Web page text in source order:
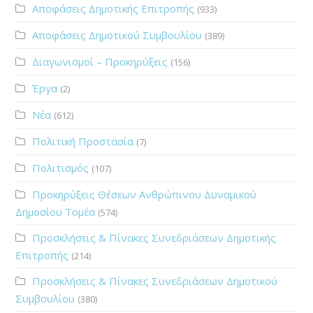
Αποφάσεις Δημοτικής Επιτροπής (933)
Αποφάσεις Δημοτικού Συμβουλίου (389)
Διαγωνισμοί – Προκηρύξεις (156)
Έργα (2)
Νέα (612)
Πολιτική Προστασία (7)
Πολιτισμός (107)
Προκηρύξεις Θέσεων Ανθρώπινου Δυναμικού
Δημοσίου Τομέα (574)
Προσκλήσεις & Πίνακες Συνεδριάσεων Δημοτικής
Επιτροπής (214)
Προσκλήσεις & Πίνακες Συνεδριάσεων Δημοτικού
Συμβουλίου (380)